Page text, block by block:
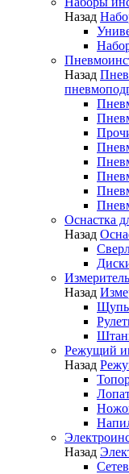
Назад
Назад
Оснастка
Назад
Назад
Режущий
Назад
Назад